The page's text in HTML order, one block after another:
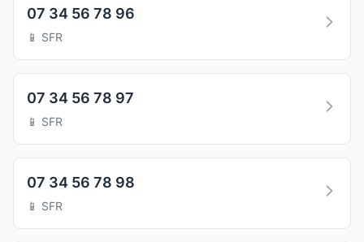
07 34 56 78 96
📱 SFR
07 34 56 78 97
📱 SFR
07 34 56 78 98
📱 SFR